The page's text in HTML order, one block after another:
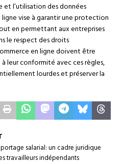
et l’utilisation des données
ligne vise à garantir une protection
en permettant aux entreprises
le respect des droits
en ligne doivent être
leur conformité avec ces règles,
lourdes et préserver la
salarial: un cadre juridique
travailleurs indépendants